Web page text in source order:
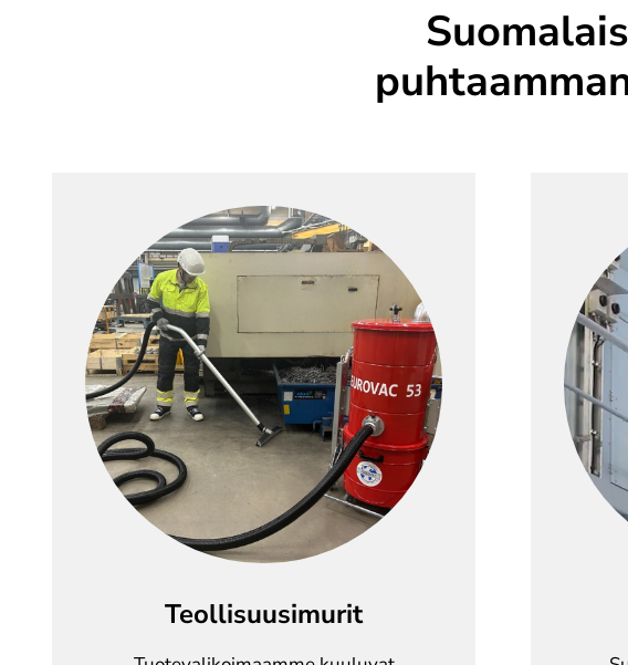
Teollisuusimurit